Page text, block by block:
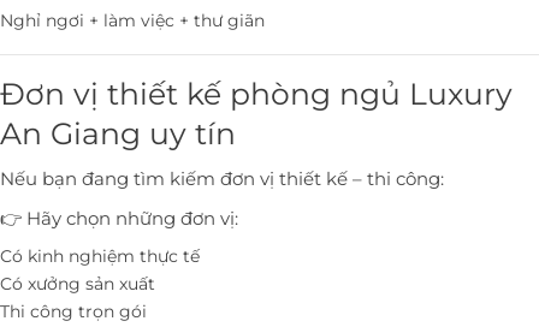
Nghỉ ngơi + làm việc + thư giãn
Đơn vị thiết kế phòng ngủ Luxury
An Giang uy tín
Nếu bạn đang tìm kiếm đơn vị thiết kế – thi công:
👉 Hãy chọn những đơn vị:
Có kinh nghiệm thực tế
Có xưởng sản xuất
Thi công trọn gói